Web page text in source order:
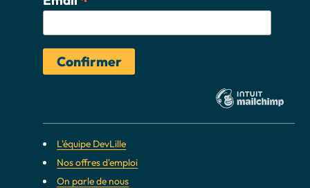
L'équipe DevLille
Nos offres d'emploi
On parle de nous